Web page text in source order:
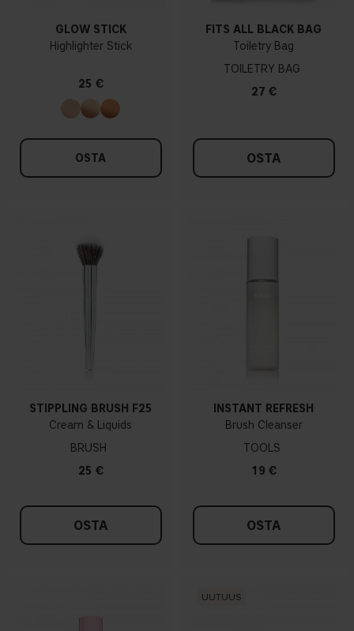
GLOW STICK
Highlighter Stick
25 €
OSTA
FITS ALL BLACK BAG
Toiletry Bag
TOILETRY BAG
27 €
OSTA
STIPPLING BRUSH F25
Cream & Liquids
BRUSH
25 €
OSTA
INSTANT REFRESH
Brush Cleanser
TOOLS
19 €
OSTA
UUTUUS